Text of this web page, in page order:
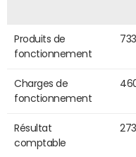
Produits de
fonctionnement
Charges de
fonctionnement
Résultat
comptable